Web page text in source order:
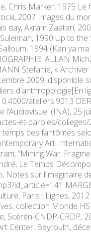
Chris Marker, 1975 Le
2007 Images du
day, Akram Zaatari,
1990 Up to the
1994 (Kan ya
ALLAN
Stefanie, «
2009, disponible
d'anthropologie[En
ateliers.9013
(INA), 25
et-paroles/
des fantômes
Art,
“Mining War:
Le Temps
Notes sur l’imaginaire
Paris : Lignes, 2012
collection Monde
Scérén-CNDP-CRDP,
Center, Beyrouth,